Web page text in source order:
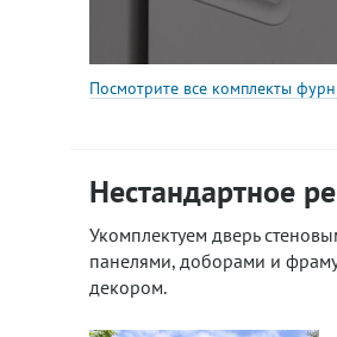
Посмотрите все комплекты
Нестандартное
Укомплектуем дверь
панелями, доборами и
декором.